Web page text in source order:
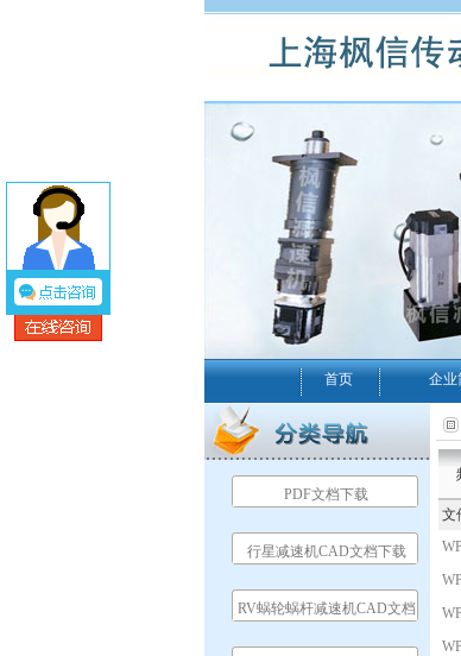
首页 企业
PDF文档下载
行星减速机CAD文档下载
RV蜗轮蜗杆减速机CAD文档
文